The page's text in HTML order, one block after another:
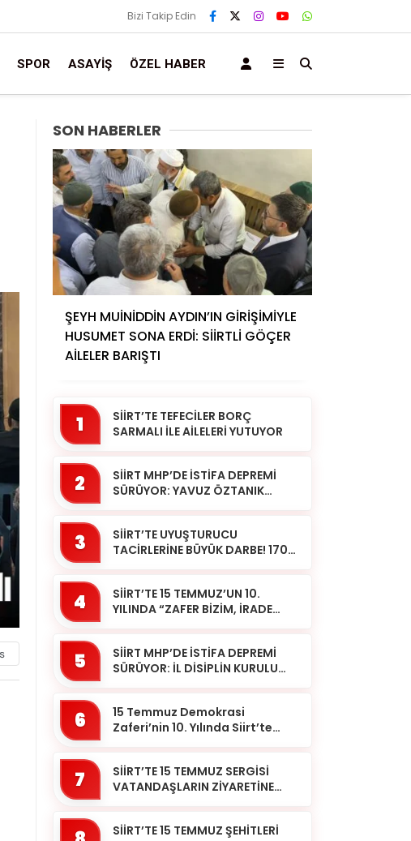
Bizi Takip Edin
SPOR ASAYIŞ ÖZEL HABER
SON HABERLER
ŞEYH MUİNİDDİN AYDIN’IN GİRİŞİMİYLE
HUSUMET SONA ERDİ: SİİRTLİ GÖÇER
AİLELER BARIŞTI
1
SİİRT’TE TEFECİLER BORÇ
SARMALI İLE AİLELERİ YUTUYOR
2
SİİRT MHP’DE İSTİFA DEPREMİ
SÜRÜYOR: YAVUZ ÖZTANIK
3
SİİRT’TE UYUŞTURUCU
TACİRLERİNE BÜYÜK DARBE! 170
TUTUKLAND...
4
SİİRT’TE 15 TEMMUZ’UN 10.
YILINDA “ZAFER BİZİM, İRADE
5
SİİRT MHP’DE İSTİFA DEPREMİ
SÜRÜYOR: İL DİSİPLİN KURULU
6
15 Temmuz Demokrasi
Zaferi’nin 10. Yılında Siirt’te
7
SİİRT’TE 15 TEMMUZ SERGİSİ
VATANDAŞLARIN ZİYARETİNE
SİİRT’TE 15 TEMMUZ ŞEHİTLERİ